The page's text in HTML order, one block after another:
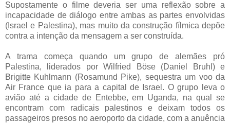
Supostamente o filme deveria ser uma reflexão sobre a
incapacidade de diálogo entre ambas as partes envolvidas
(Israel e Palestina), mas muito da construção fílmica depõe
contra a intenção da mensagem a ser construída.
A trama começa quando um grupo de alemães pró
Palestina, liderados por Wilfried Böse (Daniel Bruhl) e
Brigitte Kuhlmann (Rosamund Pike), sequestra um voo da
Air France que ia para a capital de Israel. O grupo leva o
avião até a cidade de Entebbe, em Uganda, na qual se
encontram com radicais palestinos e deixam todos os
passageiros presos no aeroporto da cidade, com a anuência